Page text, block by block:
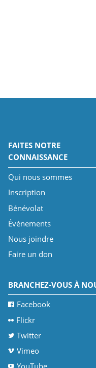
FAITES NOTRE
CONNAISSANCE
Qui nous sommes
Inscription
Bénévolat
Événements
Nous joindre
Faire un don
BRANCHEZ-VOUS À
Facebook
Flickr
Twitter
Vimeo